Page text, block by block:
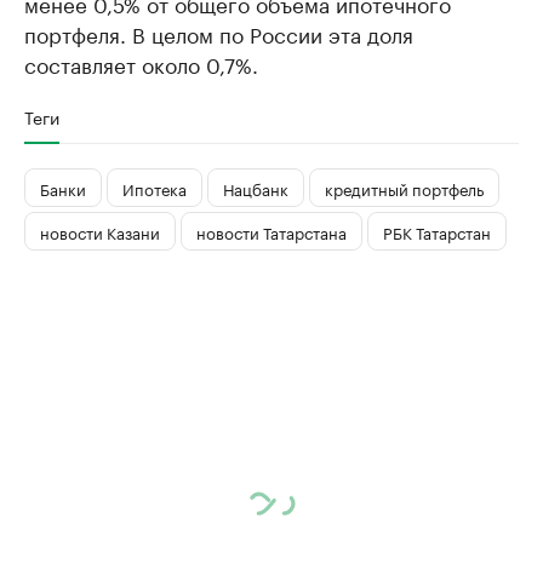
портфеля. В целом по России эта доля
составляет около 0,7%.
Теги
Банки Ипотека Нацбанк
кредитный портфель
новости Казани
новости Татарстана РБК Татарстан